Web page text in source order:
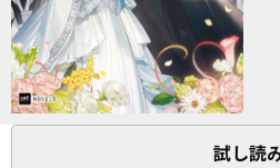
試し読